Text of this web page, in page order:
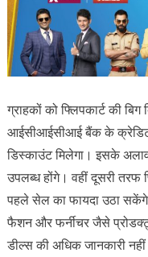
ग्राहकों को फ्लिपकार्ट की
आईसीआईसीआई बैंक के क्रेडिट
डिस्काउंट मिलेगा। इसके
उपलब्ध होंगे। वहीं दूसरी तरफ
पहले सेल का फायदा उठा
फैशन और फर्नीचर जैसे
डील्स की अधिक जानकारी नहीं